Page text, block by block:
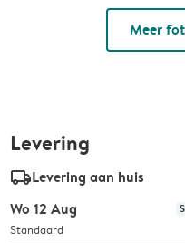
Meer
Levering
delivery_standard_v2Levering aan huis
Wo 12 Aug
Standaard